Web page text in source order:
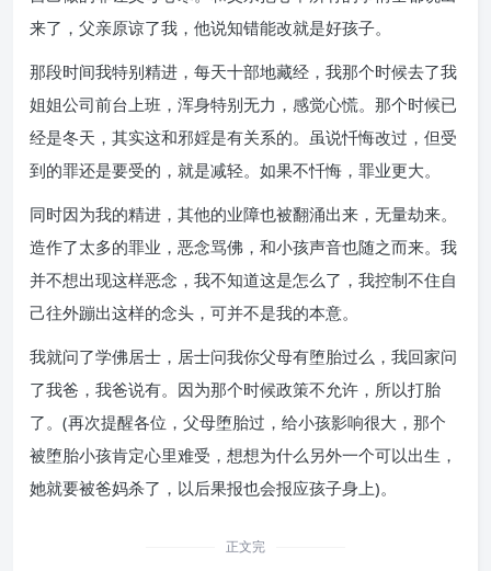
来了，父亲原谅了我，他说知错能改就是好孩子。
那段时间我特别精进，每天十部地藏经，我那个时候去了我
姐姐公司前台上班，浑身特别无力，感觉心慌。那个时候已
经是冬天，其实这和邪婬是有关系的。虽说忏悔改过，但受
到的罪还是要受的，就是减轻。如果不忏悔，罪业更大。
同时因为我的精进，其他的业障也被翻涌出来，无量劫来。
造作了太多的罪业，恶念骂佛，和小孩声音也随之而来。我
并不想出现这样恶念，我不知道这是怎么了，我控制不住自
己往外蹦出这样的念头，可并不是我的本意。
我就问了学佛居士，居士问我你父母有堕胎过么，我回家问
了我爸，我爸说有。因为那个时候政策不允许，所以打胎
了。(再次提醒各位，父母堕胎过，给小孩影响很大，那个
被堕胎小孩肯定心里难受，想想为什么另外一个可以出生，
她就要被爸妈杀了，以后果报也会报应孩子身上)。
正文完